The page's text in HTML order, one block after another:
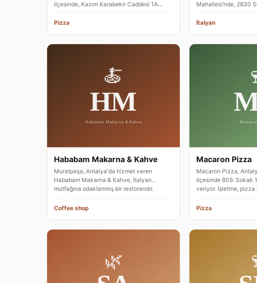
ilçesinde, Kazım Karabekir Caddesi 1A
adresinde hizmet veren bir pizza re…
Pizza
Mahallesi’nde, 2830
adresinde hizmet
mu…
İtalyan
Hababam Makarna & Kahve
Muratpaşa, Antalya'da hizmet veren
Hababam Makarna & Kahve, İtalyan
mutfağına odaklanmış bir restorandır.
Meka…
Coffee shop
Macaron Pizza
Macaron Pizza,
ilçesinde 809. Sokak
veriyor. İşletme, pizza
Pizza